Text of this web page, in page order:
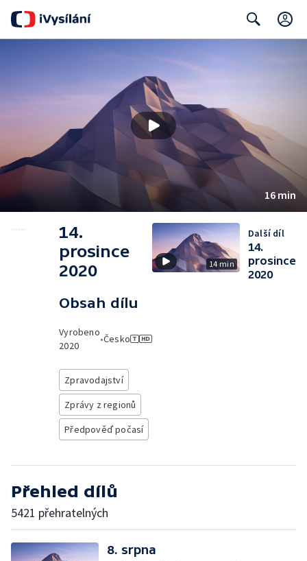
16 min
14.
prosince
2020
Obsah dílu
Vyrobeno
2020
•Česko
Zpravodajství
Zprávy z regionů
Předpověď počasí
14 min
Další díl
14.
prosince
2020
Přehled dílů
5421 přehratelných
8. srpna